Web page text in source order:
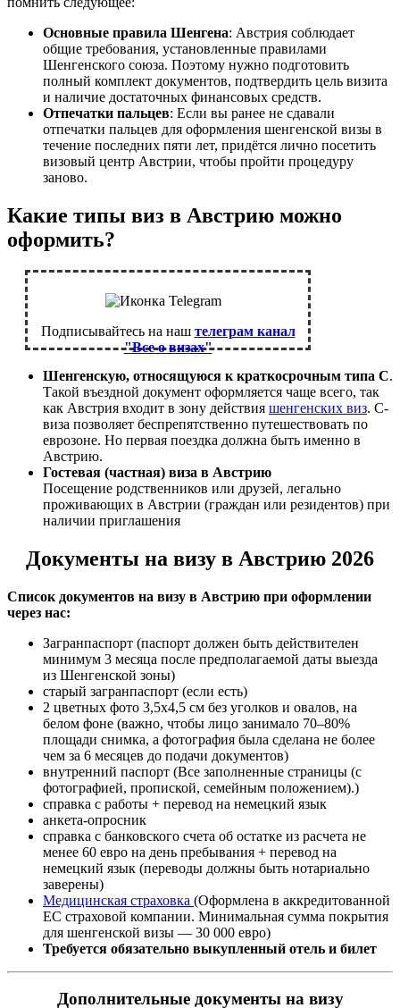
Основные правила Шенгена: Австрия соблюдает
общие требования, установленные правилами
Шенгенского союза. Поэтому нужно подготовить
полный комплект документов, подтвердить цель визита
и наличие достаточных финансовых средств.
Отпечатки пальцев: Если вы ранее не сдавали
отпечатки пальцев для оформления шенгенской визы в
течение последних пяти лет, придётся лично посетить
визовый центр Австрии, чтобы пройти процедуру
заново.
Какие типы виз в Австрию можно
оформить?
Подписывайтесь на наш телеграм канал
"Все о визах"
Шенгенскую, относящуюся к краткосрочным типа C.
Такой въездной документ оформляется чаще всего, так
как Австрия входит в зону действия шенгенских виз. С-
виза позволяет беспрепятственно путешествовать по
еврозоне. Но первая поездка должна быть именно в
Австрию.
Гостевая (частная) виза в Австрию
Посещение родственников или друзей, легально
проживающих в Австрии (граждан или резидентов) при
наличии приглашения
Документы на визу в Австрию 2026
Список документов на визу в Австрию при оформлении
через нас:
Загранпаспорт (паспорт должен быть действителен
минимум 3 месяца после предполагаемой даты выезда
из Шенгенской зоны)
старый загранпаспорт (если есть)
2 цветных фото 3,5х4,5 см без уголков и овалов, на
белом фоне (важно, чтобы лицо занимало 70–80%
площади снимка, а фотография была сделана не более
чем за 6 месяцев до подачи документов)
внутренний паспорт (Все заполненные страницы (с
фотографией, пропиской, семейным положением).)
справка с работы + перевод на немецкий язык
анкета-опросник
справка с банковского счета об остатке из расчета не
менее 60 евро на день пребывания + перевод на
немецкий язык (переводы должны быть нотариально
заверены)
Медицинская страховка (Оформлена в аккредитованной
ЕС страховой компании. Минимальная сумма покрытия
для шенгенской визы — 30 000 евро)
Требуется обязательно выкупленный отель и билет
Дополнительные документы на визу